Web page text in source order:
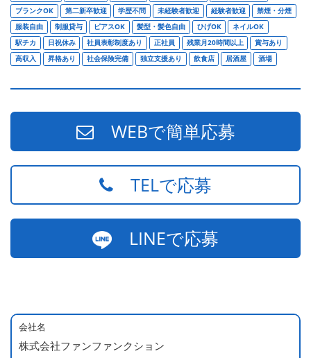
ブランクOK
第二新卒歓迎 学歴不問 未経験者歓迎 経験者歓迎
禁煙・分煙
服装自由
制服貸与 ピアスOK 髪型・髪色自由 ひげOK
ネイルOK
駅チカ
日祝休み 社員表彰制度あり 正社員 残業月20時間以上
賞与あり
高収入
昇格あり 社会保険完備 独立支援あり 飲食店 居酒屋 酒場
WEBで簡単応募
TELで応募
LINEで応募
会社名
株式会社ファンファンクション